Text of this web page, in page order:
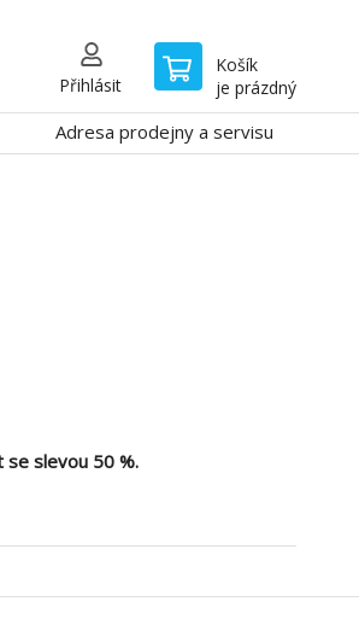
Přihlásit
Košík
je prázdný
Adresa prodejny a servisu
se slevou 50 %.